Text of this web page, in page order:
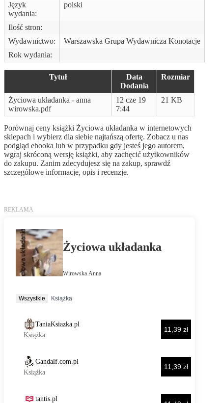
Język
wydania:
polski
Ilość stron:
Wydawnictwo:
Warszawska Grupa Wydawnicza Konotacje
Rok wydania:
Tytuł
Data
Dodania
Rozmiar
Życiowa układanka - anna
wirowska.pdf
12 cze 19
7:44
21 KB
Porównaj ceny książki Życiowa układanka w internetowych
sklepach i wybierz dla siebie najtańszą ofertę. Zobacz u nas
podgląd ebooka lub w przypadku gdy jesteś jego autorem,
wgraj skróconą wersję książki, aby zachęcić użytkowników
do zakupu. Zanim zdecydujesz się na zakup, sprawdź
szczegółowe informacje, opis i recenzje.